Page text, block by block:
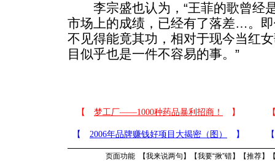
李宗盛也认为，“王菲的歌曾经
市场上的成绩，已经有了落差…。
不见得能竟其功，相对于现今当红
目似乎也是一件不容易的事。”
页面功能 【我来说两句 】【我要“揪”错】【推荐】